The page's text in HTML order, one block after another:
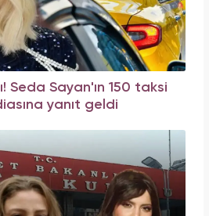
Seda Sayan'ın 150 taksi
yanıt geldi